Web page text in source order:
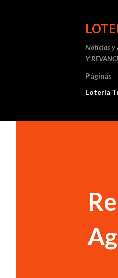
Noticias y
Y
Páginas
Lotería